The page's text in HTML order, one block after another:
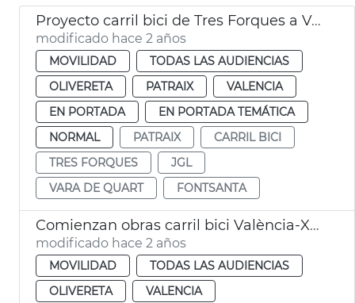
Proyecto carril bici de Tres Forques a Vara de Quart
modificado hace 2 años
MOVILIDAD
TODAS LAS AUDIENCIAS
OLIVERETA
PATRAIX
VALENCIA
EN PORTADA
EN PORTADA TEMÁTICA
NORMAL
PATRAIX
CARRIL BICI
TRES FORQUES
JGL
VARA DE QUART
FONTSANTA
Comienzan obras carril bici València-Xirivella
modificado hace 2 años
MOVILIDAD
TODAS LAS AUDIENCIAS
OLIVERETA
VALENCIA